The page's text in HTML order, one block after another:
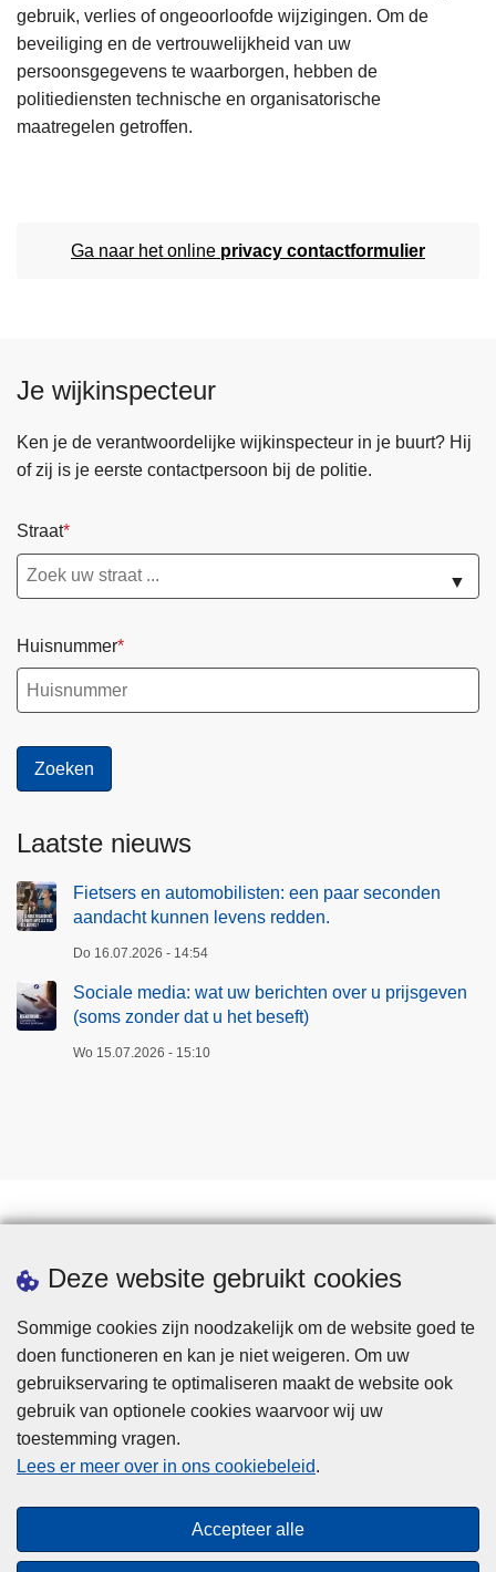
Deze website gebruikt cookies
Sommige cookies zijn noodzakelijk om de website goed te
doen functioneren en kan je niet weigeren. Om uw
gebruikservaring te optimaliseren maakt de website ook
gebruik van optionele cookies waarvoor wij uw
toestemming vragen.
Lees er meer over in ons cookiebeleid.
Accepteer alle
gebruik, verlies of ongeoorloofde wijzigingen. Om de
beveiliging en de vertrouwelijkheid van uw
persoonsgegevens te waarborgen, hebben de
politiediensten technische en organisatorische
maatregelen getroffen.
Ga naar het online privacy contactformulier
Je wijkinspecteur
Ken je de verantwoordelijke wijkinspecteur in je buurt? Hij
of zij is je eerste contactpersoon bij de politie.
Straat
▼
Huisnummer
Laatste nieuws
Fietsers en automobilisten: een paar seconden
aandacht kunnen levens redden.
Do 16.07.2026 - 14:54
Sociale media: wat uw berichten over u prijsgeven
(soms zonder dat u het beseft)
Wo 15.07.2026 - 15:10
Downloads
Privacy
Toegankelijkheid